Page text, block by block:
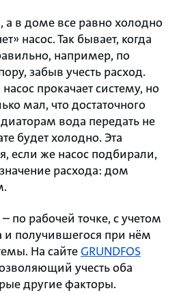
в доме все равно холодно
насос. Так бывает, когда
например, по
забыв учесть расход.
прокачает систему, но
мал, что достаточного
вода передать не
будет холодно. Эта
если же насос подбирали,
расхода: дом
рабочей точке, с учетом
и получившегося при нём
На сайтеGRUNDFOS
учесть оба
другие факторы.